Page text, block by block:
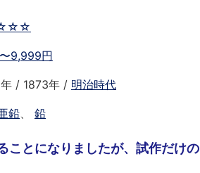
9,999円
/ 1873年 / 明治時代
鉛 鉛
ことになりましたが、試作だけの